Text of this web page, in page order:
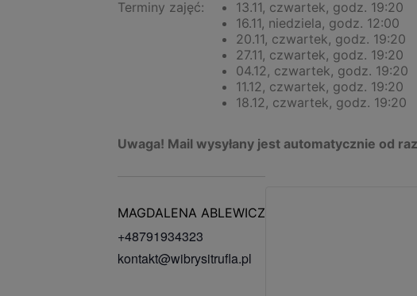
Terminy zajęć:
13.11, czwartek, godz. 19:20
16.11, niedziela, godz. 12:00
20.11, czwartek, godz. 19:20
27.11, czwartek, godz. 19:20
04.12, czwartek, godz. 19:20
11.12, czwartek, godz. 19:20
18.12, czwartek, godz. 19:20
Uwaga! Mail wysyłany jest automatycznie od
MAGDALENA ABLEWICZ
+48791934323
kontakt@wibrysitrufla.pl